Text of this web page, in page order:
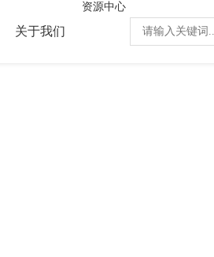
关于我们
资源中心